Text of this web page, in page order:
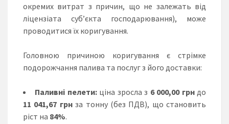
окремих витрат з причин, що не залежать від
ліцензіата суб’єкта господарювання), може
проводитися їх коригування.
Головною причиною коригування є стрімке
подорожчання палива та послуг з його доставки:
Паливні пелети:ціна зросла з 6 000,00 грндо
11 041,67 грнза тонну (без ПДВ), що становить
ріст на 84%.